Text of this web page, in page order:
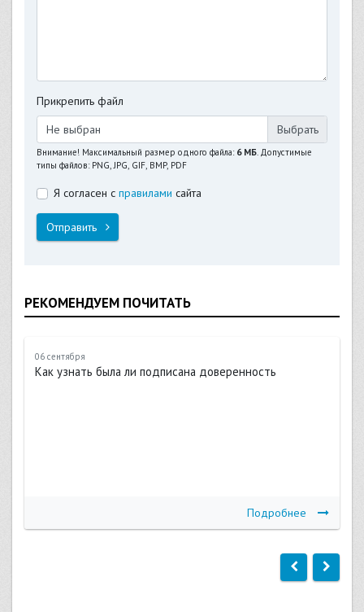
Прикрепить файл
Не выбран
Внимание! Максимальный размер одного файла: 6 МБ. Допустимые
типы файлов: PNG, JPG, GIF, BMP, PDF
Я согласен с правилами сайта
Отправить
РЕКОМЕНДУЕМ ПОЧИТАТЬ
06 сентября
Как узнать была ли подписана доверенность
Подробнее